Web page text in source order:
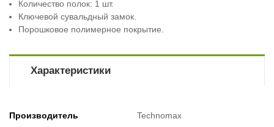
Количество полок: 1 шт.
Ключевой сувальдный замок.
Порошковое полимерное покрытие.
Характеристики
Производитель Technomax